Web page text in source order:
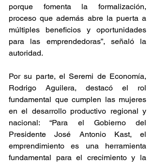
porque fomenta la formalización,
proceso que además abre la puerta a
múltiples beneficios y oportunidades
para las emprendedoras”, señaló la
autoridad.
Por su parte, el Seremi de Economía,
Rodrigo Aguilera, destacó el rol
fundamental que cumplen las mujeres
en el desarrollo productivo regional y
nacional: “Para el Gobierno del
Presidente José Antonio Kast, el
emprendimiento es una herramienta
fundamental para el crecimiento y la